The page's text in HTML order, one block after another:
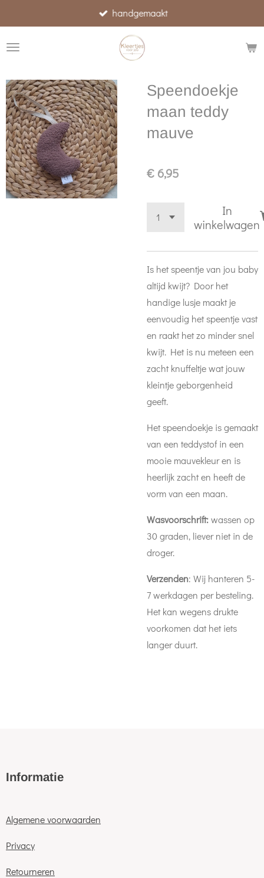
direct
naar
hoofdinhoud
handgemaakt
Speendoekje
maan teddy
mauve
€ 6,95
In
winkelwagen
Is het speentje van jou baby
altijd kwijt? Door het
handige lusje maakt je
eenvoudig het speentje vast
en raakt het zo minder snel
kwijt. Het is nu meteen een
zacht knuffeltje wat jouw
kleintje geborgenheid
geeft.
Het speendoekje is gemaakt
van een teddystof in een
mooie mauvekleur en is
heerlijk zacht en heeft de
vorm van een maan.
Wasvoorschrift:wassen op
30 graden, liever niet in de
droger.
Verzenden: Wij hanteren 5-
7 werkdagen per besteling.
Het kan wegens drukte
voorkomen dat het iets
langer duurt.
Informatie
Algemene voorwaarden
Privacy
Retourneren